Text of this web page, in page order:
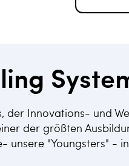
der Innovations- und
der größten
unsere "Youngsters" -